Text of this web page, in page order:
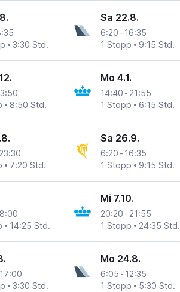
3:30 Std.
Sa 22.8.
6:20 - 16:35
1 Stopp
9:15 Std.
8:50 Std.
Mo 4.1.
14:40 - 21:55
1 Stopp
6:15 Std.
23:30
7:20 Std.
Sa 26.9.
6:20 - 16:35
1 Stopp
9:15 Std.
8:00
14:25 Std.
Mi 7.10.
20:20 - 21:55
1 Stopp
24:35 Std.
17:00
3:30 Std.
Mo 24.8.
6:05 - 12:35
1 Stopp
5:30 Std.